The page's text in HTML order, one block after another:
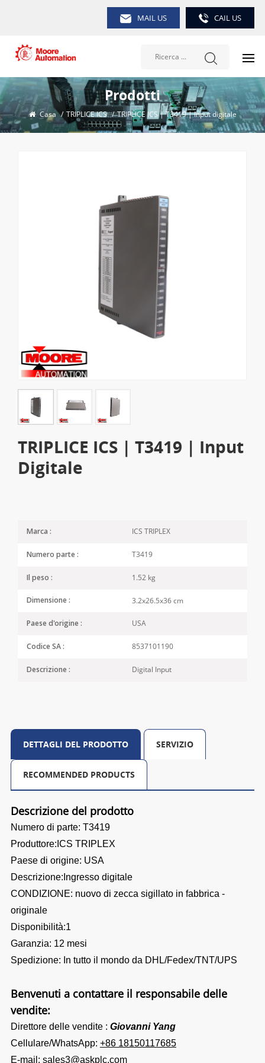
MAIL US CAIL US
Prodotti
Casa / TRIPLICE ICS / TRIPLICE ICS | T3419 | Input digitale
TRIPLICE ICS | T3419 | Input
Digitale
Marca : ICS TRIPLEX
Numero parte : T3419
Il peso : 1.52 kg
Dimensione : 3.2x26.5x36 cm
Paese d'origine : USA
Codice SA : 8537101190
Descrizione : Digital Input
DETTAGLI DEL PRODOTTO SERVIZIO
RECOMMENDED PRODUCTS
Descrizione del prodotto
Numero di parte: T3419
Produttore:ICS TRIPLEX
Paese di origine: USA
Descrizione:Ingresso digitale
CONDIZIONE: nuovo di zecca sigillato in fabbrica -
originale
Disponibilità:1
Garanzia: 12 mesi
Spedizione: In tutto il mondo da DHL/Fedex/TNT/UPS
Benvenuti a contattare il responsabile delle
vendite:
Direttore delle vendite : Giovanni Yang
Cellulare/WhatsApp: +86 18150117685
E-mail: sales3@askplc.com